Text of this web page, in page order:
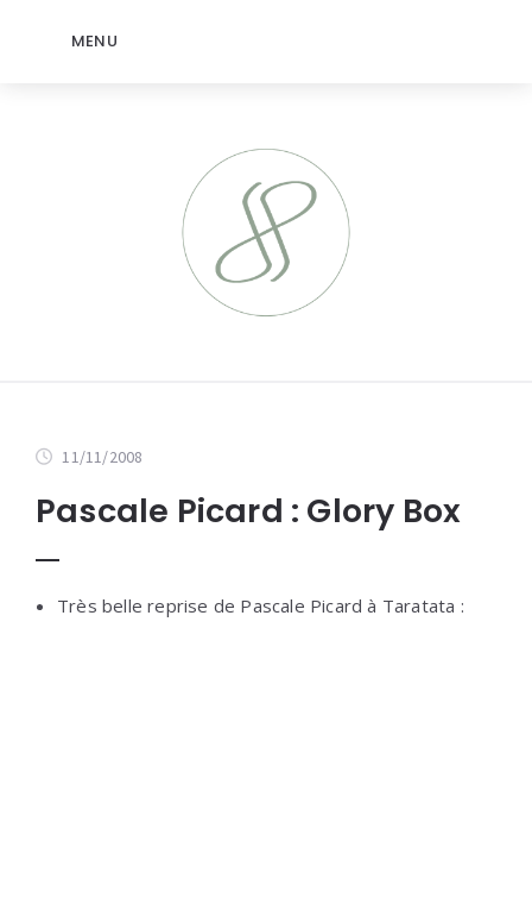
MENU
11/11/2008
Pascale Picard : Glory Box
Très belle reprise de Pascale Picard à Taratata :